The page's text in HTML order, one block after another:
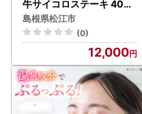
牛サイコロステーキ 400g
訳あり ／ サイコロステー
キ ALCV004
島根県松江市
(0)
12,000